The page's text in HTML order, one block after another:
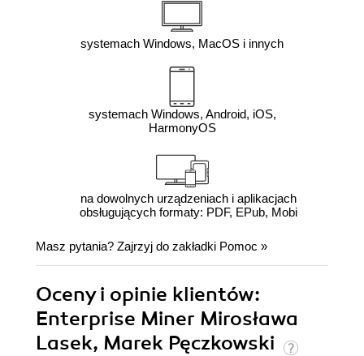
systemach Windows, MacOS i innych
systemach Windows, Android, iOS,
HarmonyOS
na dowolnych urządzeniach i aplikacjach
obsługujących formaty: PDF, EPub, Mobi
Masz pytania? Zajrzyj do zakładki Pomoc »
Oceny i opinie klientów:
Enterprise Miner Mirosława
Lasek, Marek Pęczkowski